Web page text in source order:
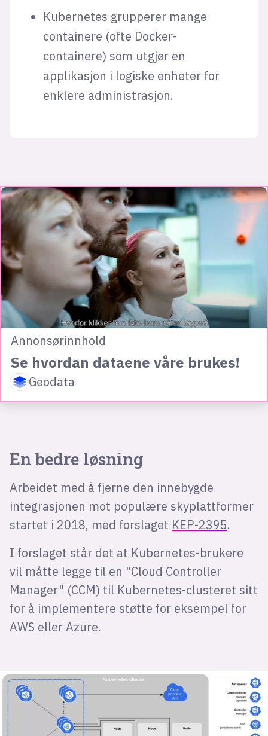
Kubernetes grupperer mange
containere (ofte Docker-
containere) som utgjør en
applikasjon i logiske enheter for
enklere administrasjon.
Annonsørinnhold
Se hvordan dataene våre brukes!
Geodata
En bedre løsning
Arbeidet med å fjerne den innebygde
integrasjonen mot populære skyplattformer
startet i 2018, med forslaget KEP-2395.
I forslaget står det at Kubernetes-brukere
vil måtte legge til en "Cloud Controller
Manager" (CCM) til Kubernetes-clusteret sitt
for å implementere støtte for eksempel for
AWS eller Azure.